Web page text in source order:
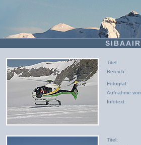
Titel:
Bereich:
Fotograf:
Aufnahme
Infotext:
Titel: